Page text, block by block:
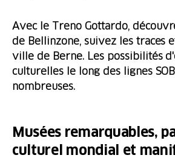
Avec le Treno Gottardo,
de Bellinzone, suivez les traces
ville de Berne. Les possibilités
culturelles le long des lignes
nombreuses.
Musées remarquables,
culturel mondial et